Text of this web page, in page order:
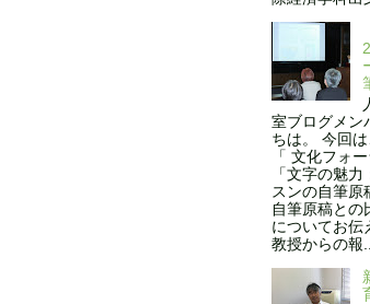
室ブログメン
ちは。 今回
「 文化フォ
「文字の魅
スンの自筆
自筆原稿との
についてお伝
教授からの報...